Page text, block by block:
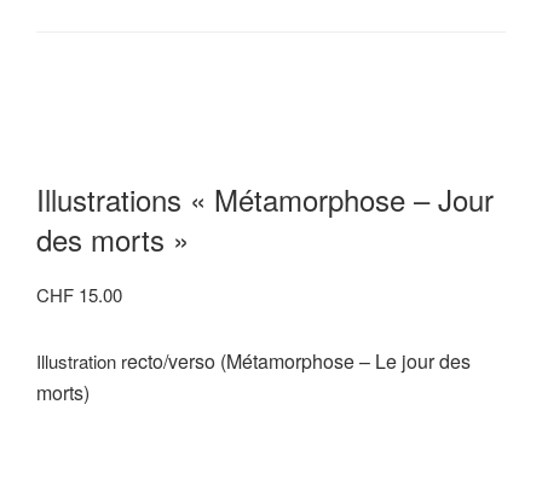
Illustrations « Métamorphose – Jour
des morts »
CHF 15.00
Illustration recto/verso (Métamorphose – Le jour des
morts)